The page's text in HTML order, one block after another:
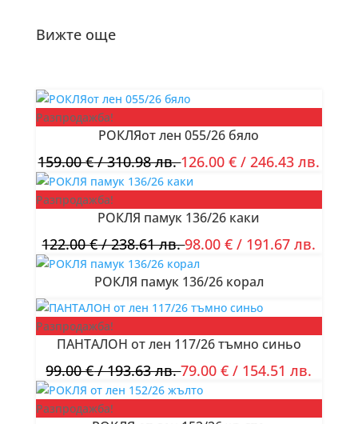
Вижте още
Разпродажба!
РОКЛЯот лен 055/26 бяло
159.00€/ 310.98 лв.126.00€ / 246.43 лв.
Разпродажба!
РОКЛЯ памук 136/26 каки
122.00€/ 238.61 лв.98.00€ / 191.67 лв.
РОКЛЯ памук 136/26 корал
Разпродажба!
ПАНТАЛОН от лен 117/26 тъмно синьо
99.00€/ 193.63 лв.79.00€ / 154.51 лв.
Разпродажба!